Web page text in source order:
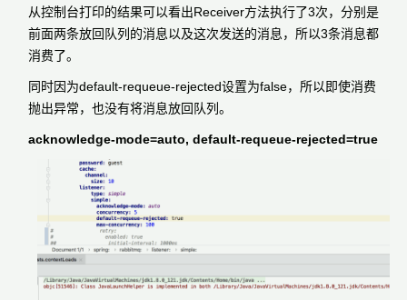
从控制台打印的结果可以看出Receiver方法执行了3次，分别是
前面两条放回队列的消息以及这次发送的消息，所以3条消息都
消费了。
同时因为default-requeue-rejected设置为false，所以即使消费
抛出异常，也没有将消息放回队列。
acknowledge-mode=auto, default-requeue-rejected=true